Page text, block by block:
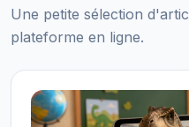
Une petite sélection
plateforme en ligne.